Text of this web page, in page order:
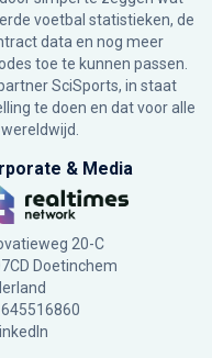
voetbal statistieken, de
data en nog meer
toe te kunnen passen.
SciSports, in staat
te doen en dat voor alle
& Media
20-C
Doetinchem
LinkedIn